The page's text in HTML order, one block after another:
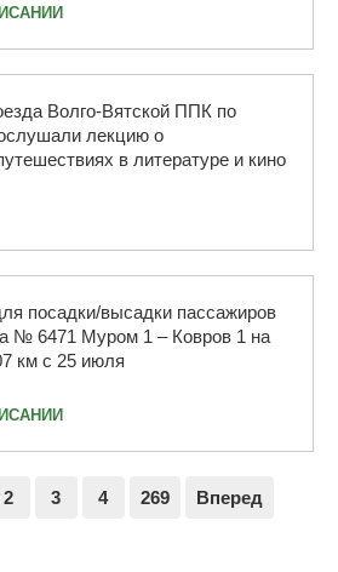
Волго-Вятской ППК по
лекцию о
в литературе и кино
посадки/высадки пассажиров
№ 6471 Муром 1 – Ковров 1 на
км с 25 июля
2 3 4 269 Вперед